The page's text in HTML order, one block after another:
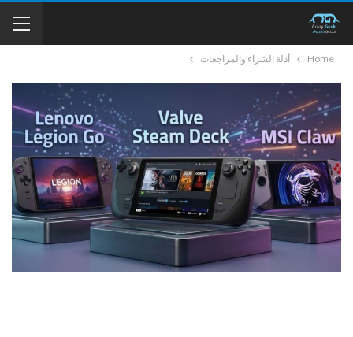
Home أدلة الشراء والمراجعات